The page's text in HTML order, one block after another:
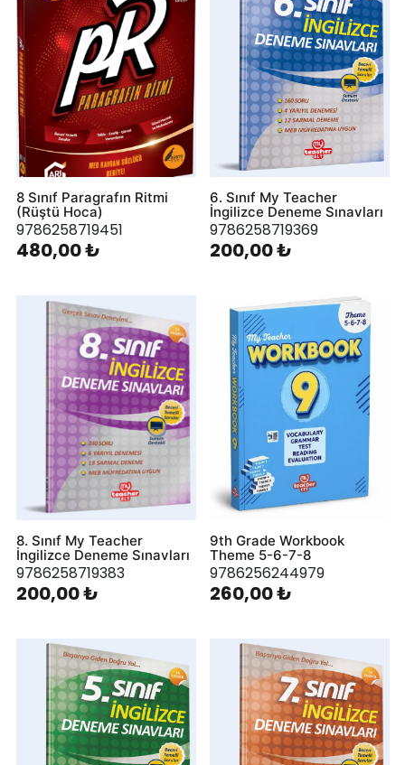
8 Sınıf Paragrafın Ritmi
(Rüştü Hoca)
9786258719451
480,00 ₺
6. Sınıf My Teacher
İngilizce Deneme Sınavları
9786258719369
200,00 ₺
8. Sınıf My Teacher
İngilizce Deneme Sınavları
9786258719383
200,00 ₺
9th Grade Workbook
Theme 5-6-7-8
9786256244979
260,00 ₺